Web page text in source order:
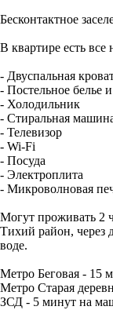
Бесконтактное
В квартире есть
- Двуспальная
- Постельное белье
- Холодильник
- Стиральная
- Телевизор
- Wi-Fi
- Посуда
- Электроплита
- Микроволновая
Могут проживать 2
Тихий район, через
воде.
Метро Беговая - 15
Метро Старая
ЗСД - 5 минут на